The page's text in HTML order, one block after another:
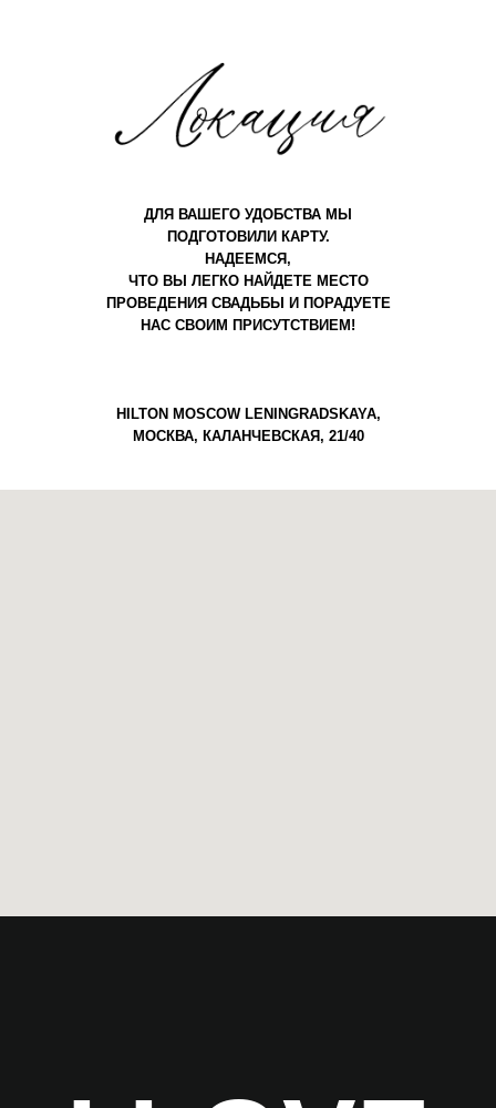
ДЛЯ ВАШЕГО УДОБСТВА МЫ
ПОДГОТОВИЛИ КАРТУ.
НАДЕЕМСЯ,
ЧТО ВЫ ЛЕГКО НАЙДЕТЕ МЕСТО
ПРОВЕДЕНИЯ СВАДЬБЫ И ПОРАДУЕТЕ
НАС СВОИМ ПРИСУТСТВИЕМ!
HILTON MOSCOW LENINGRADSKAYA,
МОСКВА, КАЛАНЧЕВСКАЯ, 21/40